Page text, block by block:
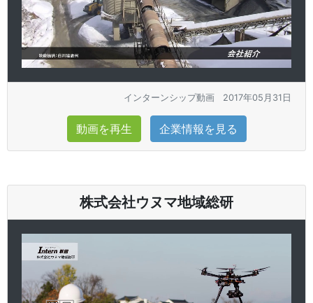
インターンシップ動画 2017年05月31日
動画を再生 企業情報を見る
株式会社ウヌマ地域総研